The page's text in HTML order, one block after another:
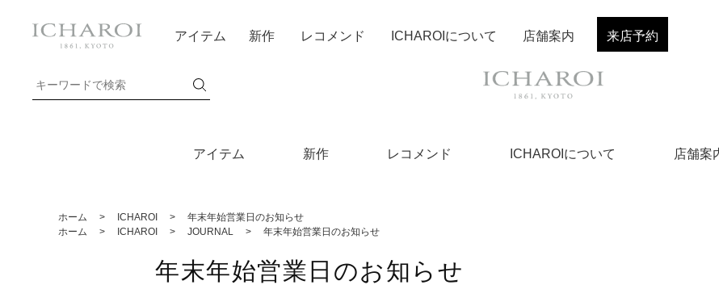
アイテム 新作 レコメンド ICHAROIについて 店舗案
アイテム 新作 レコメンド ICHAROIについて 店舗案内 来店予約
ホーム > ICHAROI >
年末年始営業日のお知らせ
ホーム
> ICHAROI > JOURNAL > 年末年始営業日のお知らせ
年末年始営業日のお知らせ